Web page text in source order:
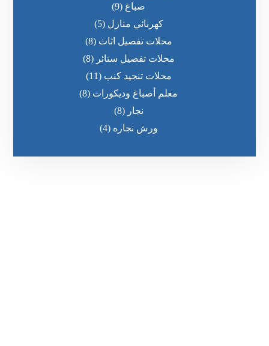
صباغ (9)
كهربائي منازل (5)
محلات تفصيل اثاث (8)
محلات تفصيل ستائر (8)
محلات تنجيد كنب (11)
معلم أصباغ وديكورات (8)
نجار (8)
ورش نجاره (4)